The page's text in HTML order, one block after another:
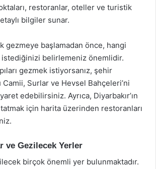
restoranlar, oteller ve turistik
bilgiler sunar.
gezmeye başlamadan önce, hangi
belirlemeniz önemlidir.
gezmek istiyorsanız, şehir
Surlar ve Hevsel Bahçeleri’ni
edebilirsiniz. Ayrıca, Diyarbakır’ın
için harita üzerinden restoranları
ve Gezilecek Yerler
birçok önemli yer bulunmaktadır.